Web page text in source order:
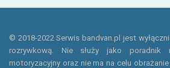
© 2018-2022 Serwis bandvan.pl jest
rozrywkową. Nie służy jako poradnik
motoryzacyjny oraz nie ma na celu